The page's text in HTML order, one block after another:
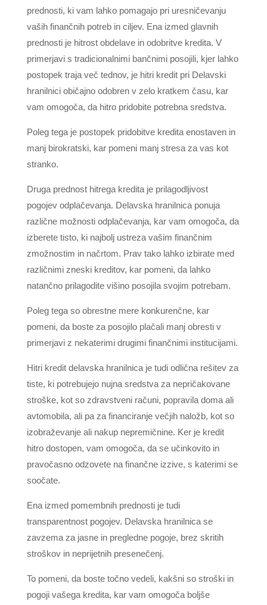
prednosti, ki vam lahko pomagajo pri uresničevanju
vaših finančnih potreb in ciljev. Ena izmed glavnih
prednosti je hitrost obdelave in odobritve kredita. V
primerjavi s tradicionalnimi bančnimi posojili, kjer lahko
postopek traja več tednov, je hitri kredit pri Delavski
hranilnici običajno odobren v zelo kratkem času, kar
vam omogoča, da hitro pridobite potrebna sredstva.
Poleg tega je postopek pridobitve kredita enostaven in
manj birokratski, kar pomeni manj stresa za vas kot
stranko.
Druga prednost hitrega kredita je prilagodljivost
pogojev odplačevanja. Delavska hranilnica ponuja
različne možnosti odplačevanja, kar vam omogoča, da
izberete tisto, ki najbolj ustreza vašim finančnim
zmožnostim in načrtom. Prav tako lahko izbirate med
različnimi zneski kreditov, kar pomeni, da lahko
natančno prilagodite višino posojila svojim potrebam.
Poleg tega so obrestne mere konkurenčne, kar
pomeni, da boste za posojilo plačali manj obresti v
primerjavi z nekaterimi drugimi finančnimi institucijami.
Hitri kredit delavska hranilnica je tudi odlična rešitev za
tiste, ki potrebujejo nujna sredstva za nepričakovane
stroške, kot so zdravstveni računi, popravila doma ali
avtomobila, ali pa za financiranje večjih naložb, kot so
izobraževanje ali nakup nepremičnine. Ker je kredit
hitro dostopen, vam omogoča, da se učinkovito in
pravočasno odzovete na finančne izzive, s katerimi se
soočate.
Ena izmed pomembnih prednosti je tudi
transparentnost pogojev. Delavska hranilnica se
zavzema za jasne in pregledne pogoje, brez skritih
stroškov in neprijetnih presenečenj.
To pomeni, da boste točno vedeli, kakšni so stroški in
pogoji vašega kredita, kar vam omogoča boljše